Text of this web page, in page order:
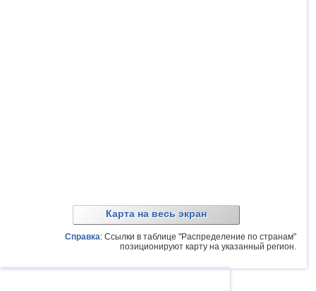
Карта на весь экран
Справка: Ссылки в таблице "Распределение по странам"
позиционируют карту на указанный регион.